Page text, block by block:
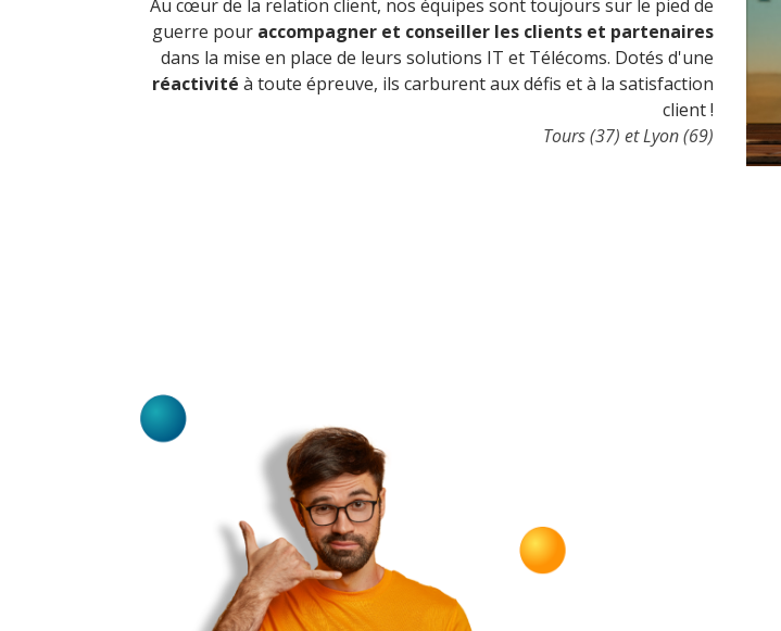
Au cœur de la relation client, nos équipes sont toujours sur le pied de
guerre pour accompagner et conseiller les clients et partenaires
dans la mise en place de leurs solutions IT et Télécoms. Dotés d'une
réactivité à toute épreuve, ils carburent aux défis et à la satisfaction
client !
Tours (37) et Lyon (69)